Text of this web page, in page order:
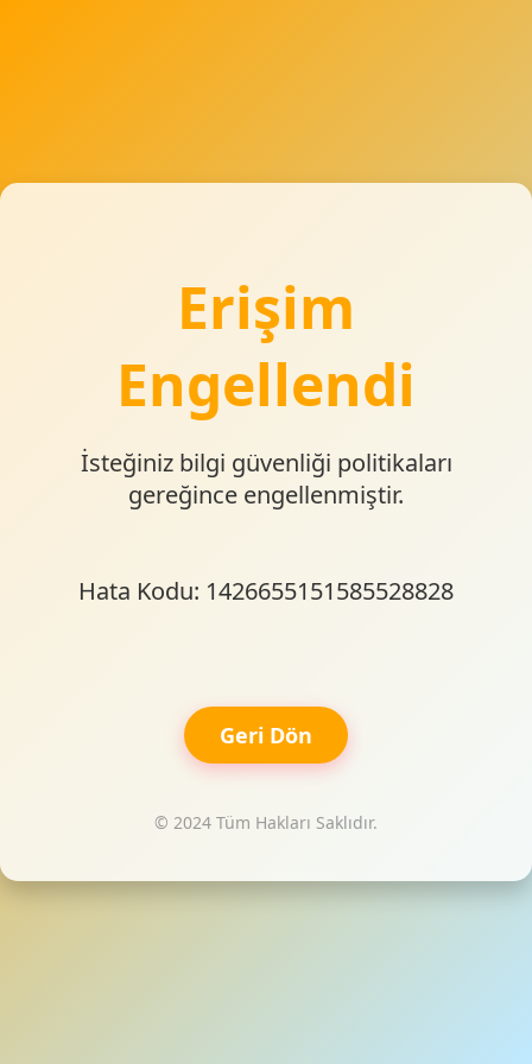
Erişim
Engellendi
İsteğiniz bilgi güvenliği politikaları
gereğince engellenmiştir.
Hata Kodu: 1426655151585528828
Geri Dön
© 2024 Tüm Hakları Saklıdır.